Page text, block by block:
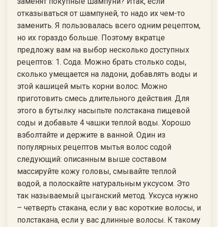
отказываться от шампуней, то надо их чем-то
заменить. Я пользовалась всего одним рецептом,
но их гораздо больше. Поэтому вкратце
предложу вам на выбор несколько доступных
рецептов: 1. Сода. Можно брать столько соды,
сколько умещается на ладони, добавлять воды и
этой кашицей мыть корни волос. Можно
приготовить смесь длительного действия. Для
этого в бутылку насыпьте полстакана пищевой
соды и добавьте 4 чашки теплой воды. Хорошо
взболтайте и держите в ванной. Один из
популярных рецептов мытья волос содой
следующий: описанным выше составом
массируйте кожу головы, смывайте теплой
водой, а полоскайте натуральным уксусом. Это
так называемый цыганский метод. Уксуса нужно
– четверть стакана, если у вас короткие волосы, и
полстакана, если у вас длинные волосы. К такому